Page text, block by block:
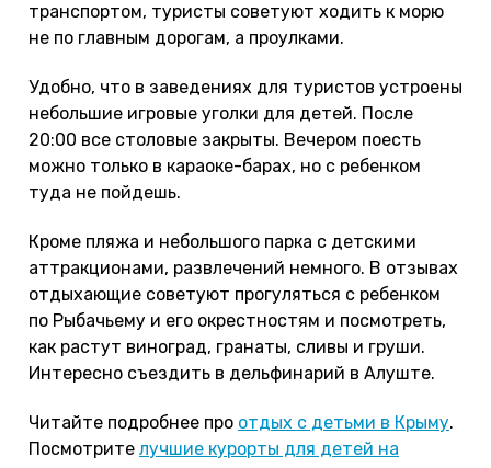
транспортом, туристы советуют ходить к морю
не по главным дорогам, а проулками.
Удобно, что в заведениях для туристов устроены
небольшие игровые уголки для детей. После
20:00 все столовые закрыты. Вечером поесть
можно только в караоке-барах, но с ребенком
туда не пойдешь.
Кроме пляжа и небольшого парка с детскими
аттракционами, развлечений немного. В отзывах
отдыхающие советуют прогуляться с ребенком
по Рыбачьему и его окрестностям и посмотреть,
как растут виноград, гранаты, сливы и груши.
Интересно съездить в дельфинарий в Алуште.
Читайте подробнее про отдых с детьми в Крыму.
Посмотрите лучшие курорты для детей на